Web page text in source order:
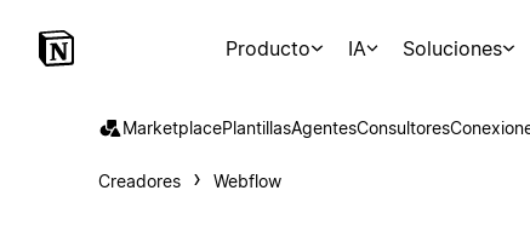
Producto IA Soluciones
MarketplacePlantillasAgentesConsultores
Creadores Webflow